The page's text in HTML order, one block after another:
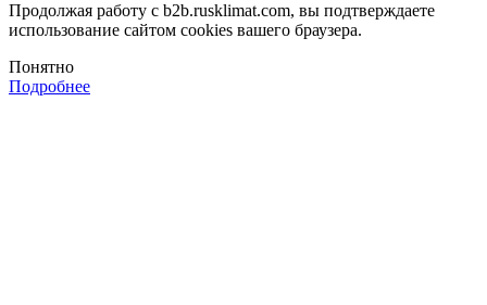
Продолжая работу с b2b.rusklimat.com, вы подтверждаете
использование сайтом cookies вашего браузера.
Понятно
Подробнее